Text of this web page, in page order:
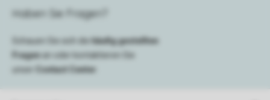
Haben Sie Fragen?
Schauen Sie sich die
häufig gestellten
Fragen an oder kontaktieren Sie
unser
Contact Center